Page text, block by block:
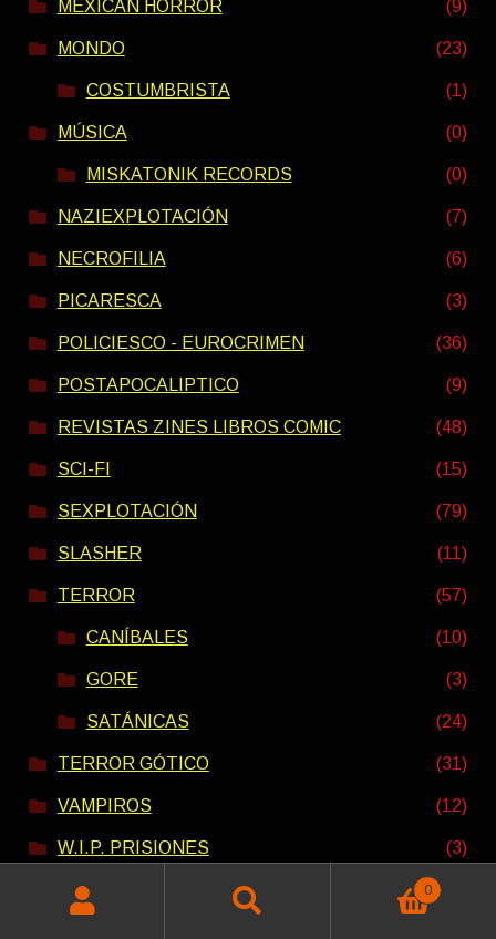
MEXICAN HORROR (9)
MONDO (23)
COSTUMBRISTA (1)
MÚSICA (0)
MISKATONIK RECORDS (0)
NAZIEXPLOTACIÓN (7)
NECROFILIA (6)
PICARESCA (3)
POLICIESCO - EUROCRIMEN (36)
POSTAPOCALIPTICO (9)
REVISTAS ZINES LIBROS COMIC (48)
SCI-FI (15)
SEXPLOTACIÓN (79)
SLASHER (11)
TERROR (57)
CANÍBALES (10)
GORE (3)
SATÁNICAS (24)
TERROR GÓTICO (31)
VAMPIROS (12)
W.I.P. PRISIONES (3)
WESTERN (17)
Buscar
0